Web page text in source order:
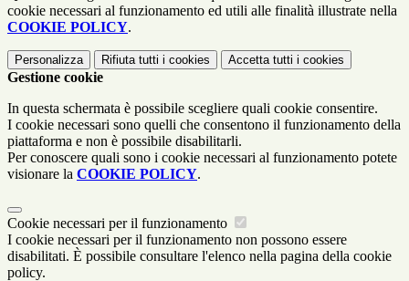
cookie necessari al funzionamento ed utili alle finalità illustrate nella
COOKIE POLICY.
Personalizza Rifiuta tutti i cookies Accetta tutti i cookies
Gestione cookie
In questa schermata è possibile scegliere quali cookie consentire.
I cookie necessari sono quelli che consentono il funzionamento della
piattaforma e non è possibile disabilitarli.
Per conoscere quali sono i cookie necessari al funzionamento potete
visionare la COOKIE POLICY.
Cookie necessari per il funzionamento
I cookie necessari per il funzionamento non possono essere
disabilitati. È possibile consultare l'elenco nella pagina della cookie
policy.